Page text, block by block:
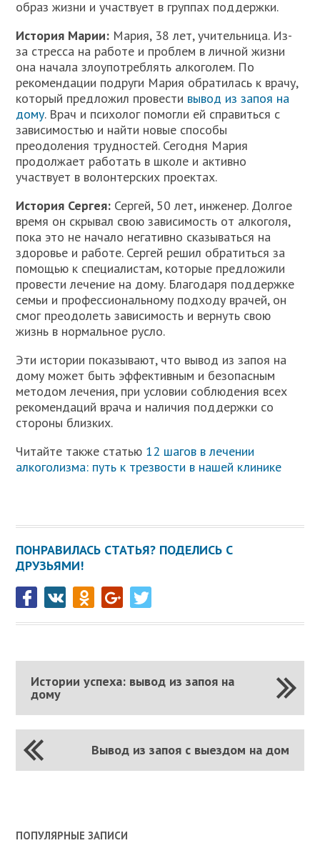
образ жизни и участвует в группах поддержки.
История Марии: Мария, 38 лет, учительница. Из-
за стресса на работе и проблем в личной жизни
она начала злоупотреблять алкоголем. По
рекомендации подруги Мария обратилась к врачу,
который предложил провести вывод из запоя на
дому. Врач и психолог помогли ей справиться с
зависимостью и найти новые способы
преодоления трудностей. Сегодня Мария
продолжает работать в школе и активно
участвует в волонтерских проектах.
История Сергея: Сергей, 50 лет, инженер. Долгое
время он скрывал свою зависимость от алкоголя,
пока это не начало негативно сказываться на
здоровье и работе. Сергей решил обратиться за
помощью к специалистам, которые предложили
провести лечение на дому. Благодаря поддержке
семьи и профессиональному подходу врачей, он
смог преодолеть зависимость и вернуть свою
жизнь в нормальное русло.
Эти истории показывают, что вывод из запоя на
дому может быть эффективным и безопасным
методом лечения, при условии соблюдения всех
рекомендаций врача и наличия поддержки со
стороны близких.
Читайте также статью 12 шагов в лечении
алкоголизма: путь к трезвости в нашей клинике
ПОНРАВИЛАСЬ СТАТЬЯ? ПОДЕЛИСЬ С
ДРУЗЬЯМИ!
Истории успеха: вывод из запоя на
дому
Вывод из запоя с выездом на дом
ПОПУЛЯРНЫЕ ЗАПИСИ